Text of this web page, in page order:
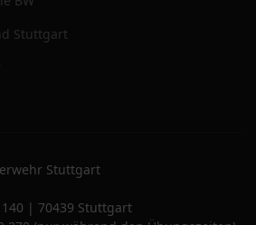
Stuttgart
Stuttgart
| 70439 Stuttgart